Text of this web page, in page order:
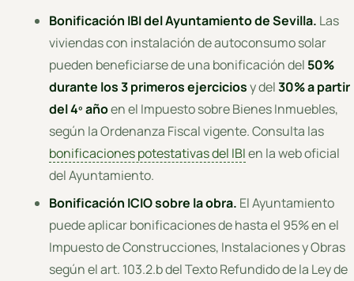
Bonificación IBI del Ayuntamiento de Sevilla. Las
viviendas con instalación de autoconsumo solar
pueden beneficiarse de una bonificación del 50%
durante los 3 primeros ejerciciosy del30% a partir
del 4º añoen el Impuesto sobre Bienes Inmuebles,
según la Ordenanza Fiscal vigente. Consulta las
bonificaciones potestativas del IBIen la web oficial
del Ayuntamiento.
Bonificación ICIO sobre la obra. El Ayuntamiento
puede aplicar bonificaciones de hasta el 95% en el
Impuesto de Construcciones, Instalaciones y Obras
según el art. 103.2.b del Texto Refundido de la Ley de